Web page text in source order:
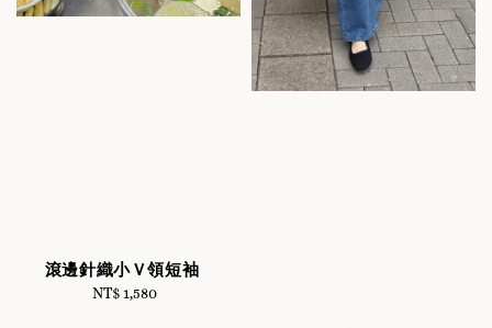
滾邊針織小Ｖ領短袖
Regular
NT$ 1,580